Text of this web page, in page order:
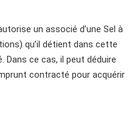
un associé d’une Sel à
qu’il détient dans cette
ce cas, il peut déduire
contracté pour acquérir